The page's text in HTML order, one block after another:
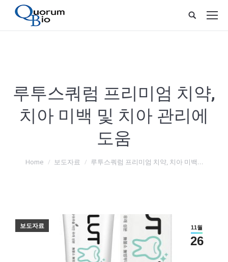
루투스쿼럼 프리미엄 치약,
치아 미백 및 치아 관리에
도움
You are here:
Home 보도자료 루투스쿼럼 프리미엄 치약, 치아 미백…
11월
26
보도자료